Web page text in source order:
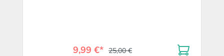
9,99 €* 25,00 €